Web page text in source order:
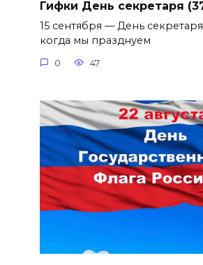
Гифки День секретаря
15 сентября — День
когда мы празднуем
0 47